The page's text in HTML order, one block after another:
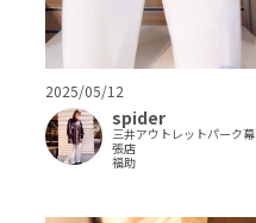
2025/05/12
spider
三井アウトレットパーク幕
張店
福助